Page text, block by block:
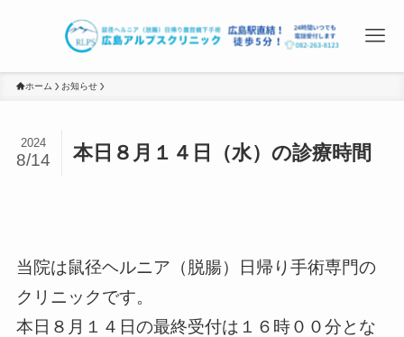
ホーム お知らせ
本日８月１４日（水）の診療時間
2024
8/14
当院は鼠径ヘルニア（脱腸）日帰り手術専門の
クリニックです。
本日８月１４日の最終受付は１６時００分とな